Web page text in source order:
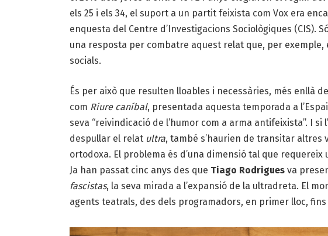
els 25 i els 34, el suport a un partit feixista com Vox era
enquesta del Centre d’Investigacions Sociològiques (CIS).
una resposta per combatre aquest relat que, per exemple,
socials.
És per això que resulten lloables i necessàries, més enllà
com Riure caníbal, presentada aquesta temporada a
seva “reivindicació de l’humor com a arma antifeixista”. I
despullar el relat ultra, també s’haurien de transitar altres
ortodoxa. El problema és d’una dimensió tal que
Ja han passat cinc anys des que Tiago Rodriguesva
fascistas, la seva mirada a l’expansió de la ultradreta. El
agents teatrals, des dels programadors, en primer lloc,